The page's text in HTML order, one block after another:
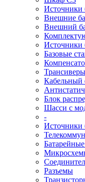
Источники
Внешние
Внешний
Источники
Базовые
Трансиверы
Кабельный
Блок
Шасси с
-
Источники
Разъемы